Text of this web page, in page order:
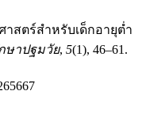
าสตร์สำหรับเด็กอายุต่ำ
ษาปฐมวัย, 5(1), 46–61.